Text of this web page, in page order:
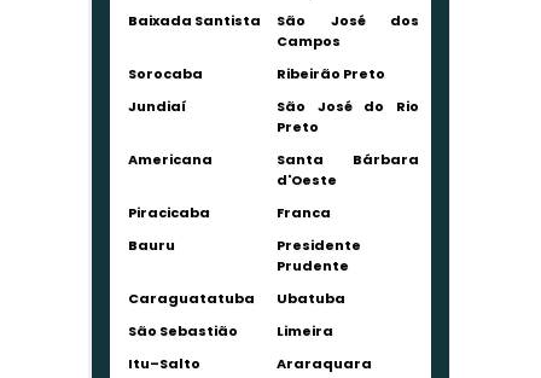
Baixada Santista
São José dos
Campos
Sorocaba
Ribeirão Preto
Jundiaí
São José do Rio
Preto
Americana
Santa Bárbara
d'Oeste
Piracicaba
Franca
Bauru
Presidente
Prudente
Caraguatatuba
Ubatuba
São Sebastião
Limeira
Itu–Salto
Araraquara